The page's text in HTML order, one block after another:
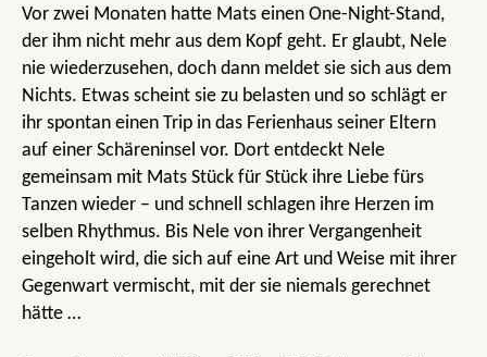
Vor zwei Monaten hatte Mats einen One-Night-Stand,
der ihm nicht mehr aus dem Kopf geht. Er glaubt, Nele
nie wiederzusehen, doch dann meldet sie sich aus dem
Nichts. Etwas scheint sie zu belasten und so schlägt er
ihr spontan einen Trip in das Ferienhaus seiner Eltern
auf einer Schäreninsel vor. Dort entdeckt Nele
gemeinsam mit Mats Stück für Stück ihre Liebe fürs
Tanzen wieder – und schnell schlagen ihre Herzen im
selben Rhythmus. Bis Nele von ihrer Vergangenheit
eingeholt wird, die sich auf eine Art und Weise mit ihrer
Gegenwart vermischt, mit der sie niemals gerechnet
hätte …